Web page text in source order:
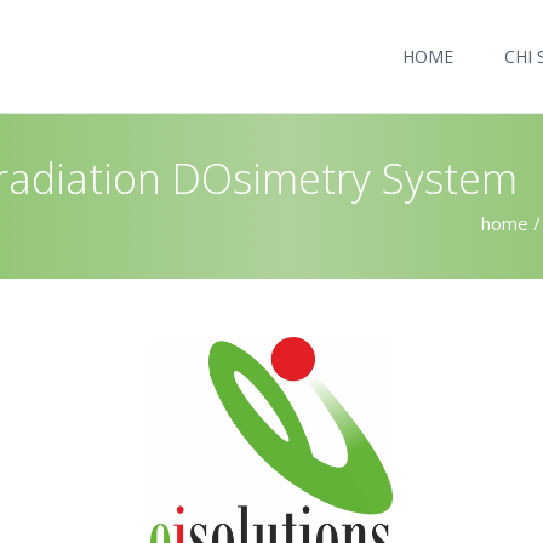
HOME CHI
DOsimetry System
home /